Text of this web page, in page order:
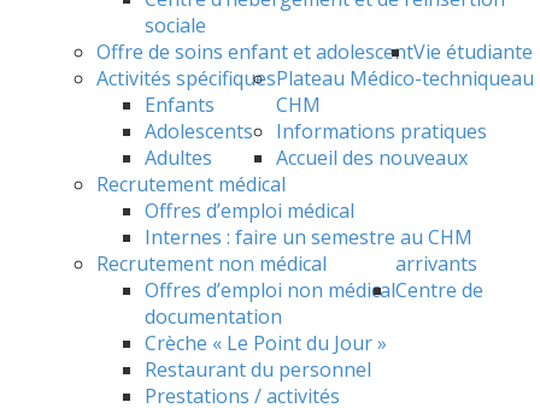
sociale
Offre de soins enfant et adolescent
Activités spécifiques
Enfants
Adolescents
Adultes
Plateau Médico-technique
Recrutement médical
Offres d’emploi médical
Internes : faire un semestre au CHM
Vie étudiante
au
CHM
Recrutement non médical
Offres d’emploi non médical
Informations pratiques
Accueil des nouveaux
arrivants
Centre de
documentation
Crèche « Le Point du Jour »
Restaurant du personnel
Prestations / activités